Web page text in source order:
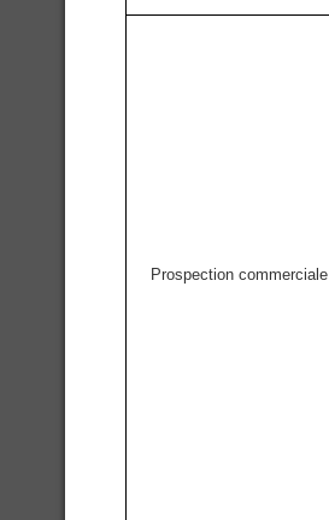
Prospection commerciale